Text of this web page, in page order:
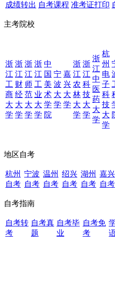
成绩转出 自考课程 准考证打印
主考院校
浙
江
工
商
大
学
浙
江
财
经
大
学
浙
江
师
范
大
学
浙
江
工
业
大
学
中
国
美
术
学
院
宁
波
大
学
嘉
兴
大
学
浙
江
农
林
大
学
浙
江
科
技
大
学
浙
江
中
医
药
大
学
杭
州
电
子
科
技
大
学
地区自考
杭州
自考
宁波
自考
温州
自考
绍兴
自考
湖州
自考
嘉兴
自考
自考指南
自考转
考
自考真
题
自考毕
业
自考免
考